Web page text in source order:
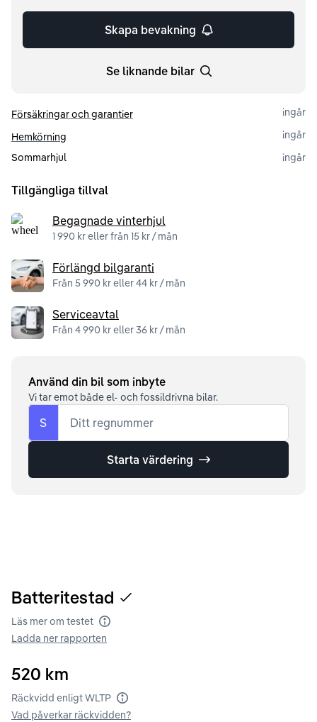
Skapa bevakning
Se liknande bilar
Försäkringar och garantier
ingår
Hemkörning
ingår
Sommarhjul
ingår
Tillgängliga tillval
Begagnade vinterhjul
1 990 kr eller från 15 kr / mån
Förlängd bilgaranti
Från 5 990 kr eller 44 kr / mån
Serviceavtal
Från 4 990 kr eller 36 kr / mån
Använd din bil som inbyte
Vi tar emot både el- och fossildrivna bilar.
S Ditt regnummer
Starta värdering
Batteritestad
Läs mer om testet Batteritest
Ladda ner rapporten
520 km
Räckvidd enligt WLTP Räckvidd enligt WLTP
Vad påverkar räckvidden?